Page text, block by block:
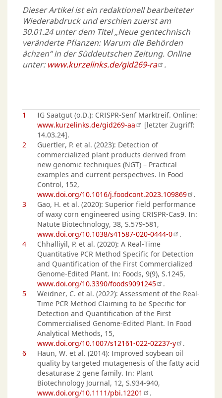
Dieser Artikel ist ein redaktionell bearbeiteter
Wiederabdruck und erschien zuerst am
30.01.24 unter dem Titel „Neue gentechnisch
veränderte Pflanzen: Warum die Behörden
ächzen“ in der Süddeutschen Zeitung. Online
unter: www.kurzelinks.de/gid269-ra .
1
IG Saatgut (o.D.): CRISPR-Senf Marktreif. Online:
www.kurzelinks.de/gid269-aa
[letzter Zugriff:
14.03.24].
2
Guertler, P. et al. (2023): Detection of
commercialized plant products derived from
new genomic techniques (NGT) – Practical
examples and current perspectives. In Food
Control, 152,
www.doi.org/10.1016/j.foodcont.2023.109869
.
3
Gao, H. et al. (2020): Superior field performance
of waxy corn engineered using CRISPR-Cas9. In:
Natute Biotechnology, 38, S.579-581,
www.doi.org/10.1038/s41587-020-0444-0
.
4
Chhalliyil, P. et al. (2020): A Real-Time
Quantitative PCR Method Specific for Detection
and Quantification of the First Commercialized
Genome-Edited Plant. In: Foods, 9(9), S.1245,
www.doi.org/10.3390/foods9091245
.
5
Weidner, C. et al. (2022): Assessment of the Real-
Time PCR Method Claiming to be Specific for
Detection and Quantification of the First
Commercialised Genome-Edited Plant. In Food
Analytical Methods, 15,
www.doi.org/10.1007/s12161-022-02237-y
.
6
Haun, W. et al. (2014): Improved soybean oil
quality by targeted mutagenesis of the fatty acid
desaturase 2 gene family. In: Plant
Biotechnology Journal, 12, S.934-940,
www.doi.org/10.1111/pbi.12201
.